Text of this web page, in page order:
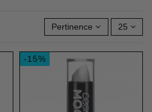
Pertinence 25
-15%